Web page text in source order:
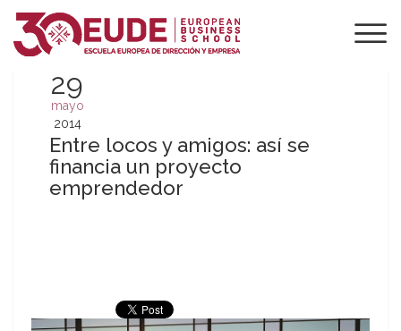
29
mayo
2014
Entre locos y amigos: así se
financia un proyecto
emprendedor